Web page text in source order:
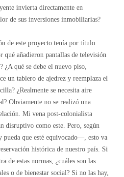
invierta directamente en
de sus inversiones inmobiliarias?
de este proyecto tenía por título
qué añadieron pantallas de televisión
¿A qué se debe el nuevo piso,
un tablero de ajedrez y reemplaza el
¿Realmente se necesita aire
Obviamente no se realizó una
Mi vena post-colonialista
disruptivo como este. Pero, según
que esté equivocado—, esto va
histórica de nuestro país. Si
de estas normas, ¿cuáles son las
o de bienestar social? Si no las hay,